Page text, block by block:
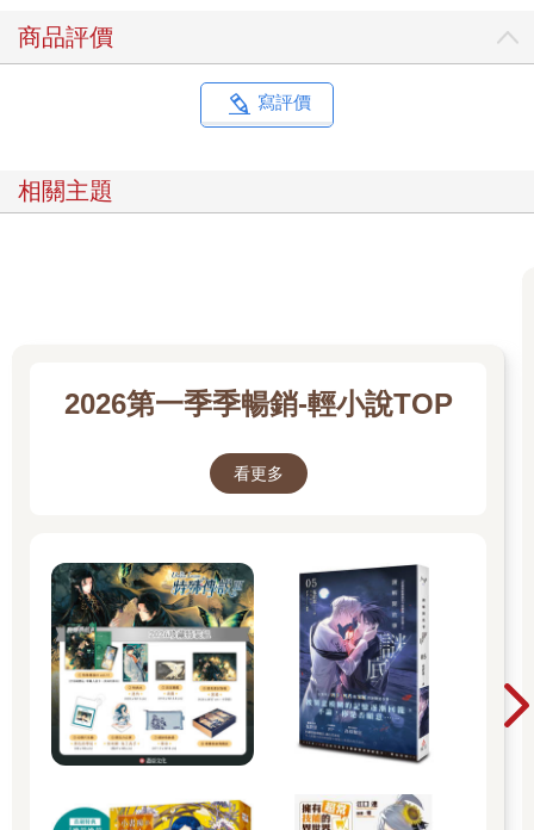
商品評價
寫評價
相關主題
2026第一季季暢銷-輕小說TOP
看更多